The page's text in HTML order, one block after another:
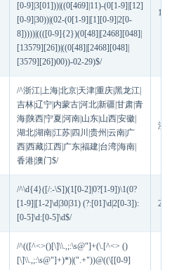
[0-9]|3[01]))|((0[469]|11)-(0[1-9]|[12]
[0-9]|30))|(02-(0[1-9]|[1][0-9]|2[0-
8]))))|((([0-9]{2})(0[48]|[2468][048]|
[13579][26])|((0[48]|[2468][048]|
[3579][26])00))-02-29)$/
/^浙江|上海|北京|天津|重庆|黑龙江|
吉林|辽宁|内蒙古|河北|新疆|甘肃|青
海|陕西|宁夏|河南|山东|山西|安徽|
湖北|湖南|江苏|四川|贵州|云南|广
西|西藏|江西|广东|福建|台湾|海南|
香港|澳门$/
浙
/^\d{4}([/:-\S])(1[0-2]|0?[1-9])\1(0?
[1-9]|[1-2]\d|30|31) (?:[01]\d|2[0-3]):
[0-5]\d:[0-5]\d$/
/^(([^<>()[\]\\.,;:\s@"]+(\.[^<> ()
[\]\\.,;:\s@"]+)*)|(".+"))@((\[[0-9]